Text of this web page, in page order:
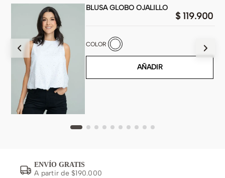
BLUSA GLOBO OJALILLO
$ 119.900
COLOR
AÑADIR
ENVÍO GRATIS
A partir de $190.000